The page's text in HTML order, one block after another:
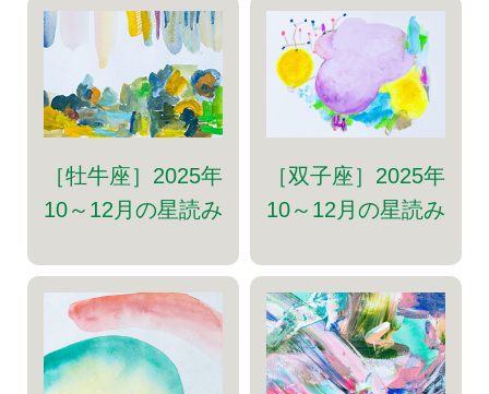
［牡牛座］2025年
10～12月の星読み
［双子座］2025年
10～12月の星読み